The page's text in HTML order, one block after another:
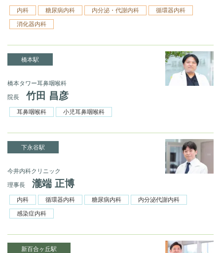
内科 糖尿病内科 内分泌・代謝内科
循環器内科
消化器内科
橋本駅
橋本タワー耳鼻咽喉科
院長
竹田 昌彦
耳鼻咽喉科 小児耳鼻咽喉科
下永谷駅
今井内科クリニック
理事長
瀧端 正博
内科 循環器内科 糖尿病内科
内分泌代謝内科
感染症内科
新百合ヶ丘駅